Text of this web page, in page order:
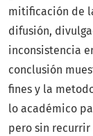
mitificación de
difusión,
inconsistencia
conclusión
fines y la
lo académico
pero sin recurrir